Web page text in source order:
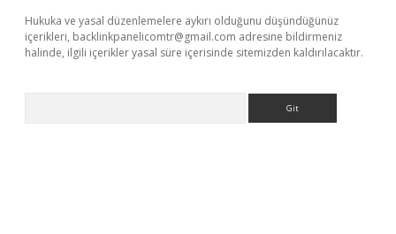
Hukuka ve yasal düzenlemelere aykırı olduğunu düşündüğünüz
içerikleri, backlinkpanelicomtr@gmail.com adresine bildirmeniz
halinde, ilgili içerikler yasal süre içerisinde sitemizden kaldırılacaktır.